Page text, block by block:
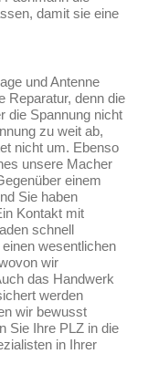
damit sie eine
und Antenne
Reparatur, denn die
die Spannung nicht
zu weit ab,
nicht um. Ebenso
unsere Macher
einem
Sie haben
Kontakt mit
schnell
wesentlichen
wir
das Handwerk
werden
wir bewusst
Sie Ihre PLZ in die
in Ihrer